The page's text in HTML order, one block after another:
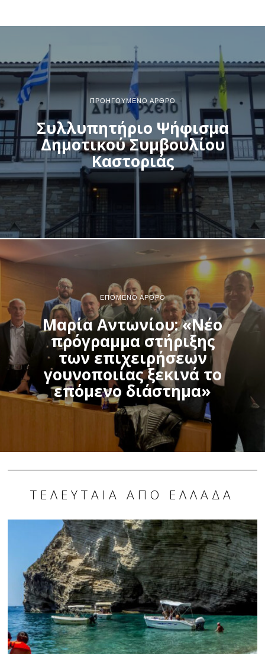
ΠΡΟΗΓΟΎΜΕΝΟ ΆΡΘΡΟ
Συλλυπητήριο Ψήφισμα
Δημοτικού Συμβουλίου
Καστοριάς
ΕΠΌΜΕΝΟ ΆΡΘΡΟ
Μαρία Αντωνίου: «Νέο
πρόγραμμα στήριξης
των επιχειρήσεων
γουνοποιίας ξεκινά το
επόμενο διάστημα»
ΤΕΛΕΥΤΑΊΑ ΑΠΌ ΕΛΛΆΔΑ